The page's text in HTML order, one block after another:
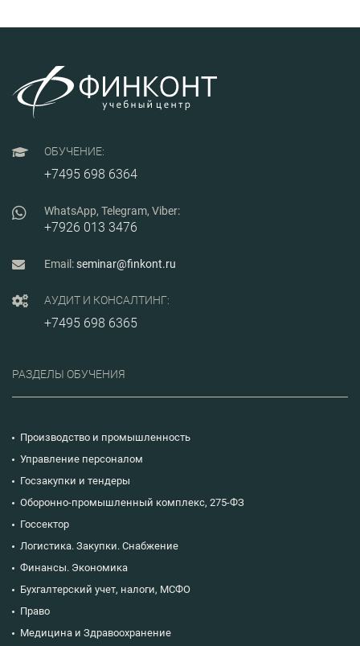
рекомендации по
участия в закупках по
223-ФЗ.
слушателей; в
ОБУЧЕНИЕ:
+7495 698 6364
WhatsApp, Telegram, Viber:
+7926 013 3476
Email:seminar@finkont.ru
АУДИТ И КОНСАЛТИНГ:
+7495 698 6365
РАЗДЕЛЫ ОБУЧЕНИЯ
Производство и промышленность
Управление персоналом
Госзакупки и тендеры
Оборонно-промышленный комплекс, 275-ФЗ
Госсектор
Логистика. Закупки. Снабжение
Финансы. Экономика
Бухгалтерский учет, налоги, МСФО
Право
Медицина и Здравоохранение